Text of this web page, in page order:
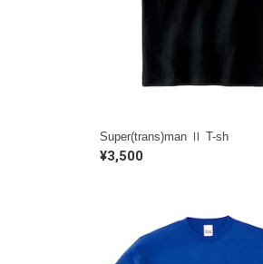
Super(trans)man Ⅱ T-sh
¥3,500